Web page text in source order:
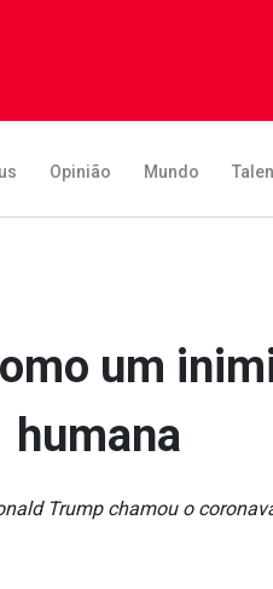
Opinião Mundo
um
humana
Trump chamou o